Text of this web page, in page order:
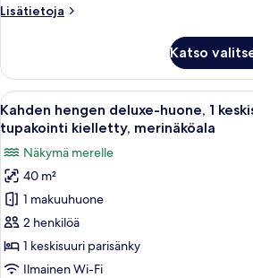
kuvat
Lisätietoja
Lisätietoja
Floor
Smaller
Bathroom
Side
Katso
Avaa
kaikki
huonetyypin
Kahden
hengen
deluxe-
huone,
1
keskisuuri
Kahden
1
Kahden hengen deluxe-huone, 1
tupakointi kielletty, merinäköala
Näkymä merelle
40 m²
1 makuuhuone
2 henkilöä
1 keskisuuri parisänky
Ilmainen Wi-Fi